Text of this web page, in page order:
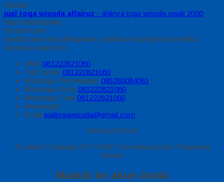
Sidebar
jual toga wisuda alfairuz - ahlinya toga wisuda sejak 2000
toga wisuda juara
Kontak Kami
Apabila ada yang ditanyakan, silahkan hubungi kami melalui
kontak di bawah ini.
SMS 081222821060
Call Center 081222821060
Whatsapp Pemesanan 085280084081
Whatsapp Syifa 081222821060
Whatsapp Fadil 081222821060
Messenger
Email jualtogawisuda@gmail.com
08.00 s/d 20.00
Jl Letda D Suprapto RT 3 RW 5 Gerendeng Kota Tangerang
Banten
Masuk ke akun Anda